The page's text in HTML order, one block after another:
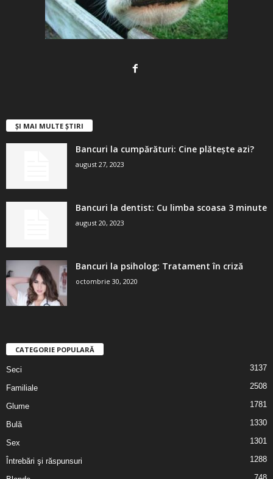
ȘI MAI MULTE ȘTIRI
Bancuri la cumpărături: Cine plătește azi?
august 27, 2023
Bancuri la dentist: Cu limba scoasa 3 minute
august 20, 2023
Bancuri la psiholog: Tratament în criză
octombrie 30, 2020
CATEGORIE POPULARĂ
Seci 3137
Familiale 2508
Glume 1781
Bulă 1330
Sex 1301
Întrebări şi răspunsuri 1288